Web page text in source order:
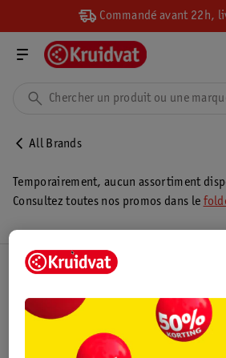
Commandé avant 22h,
All Brands
Temporairement, aucun assortiment
Consultez toutes nos promos dans le